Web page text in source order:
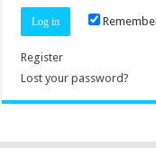
Register
Lost your password?